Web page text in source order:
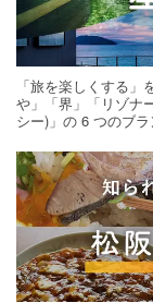
「旅を楽しくする
や」「界」「リゾナ
シー)」の 6 つのブ